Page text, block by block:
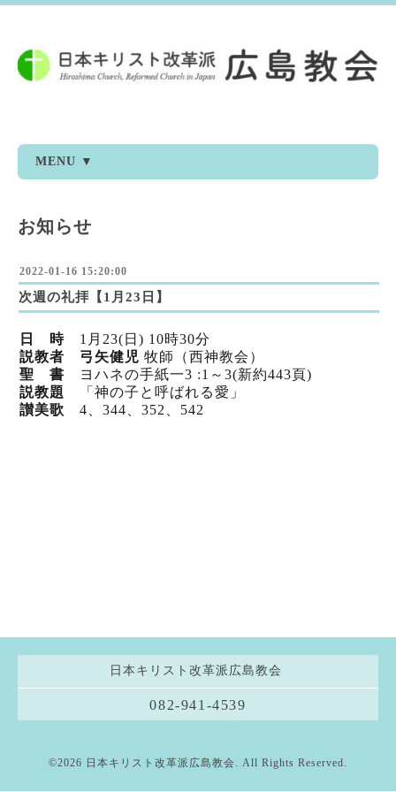
MENU ▼
お知らせ
2022-01-16 15:20:00
次週の礼拝【1月23日】
日 時 1 月23(日) 10時30分
説教者 弓矢健児 牧師（西神教会）
聖 書 ヨハネの手紙一3 :1～3(新約443頁)
説教題
「神の子と呼ばれる愛」
讃美歌 4、344、352、542
日本キリスト改革派広島教会
082-941-4539
©2026 日本キリスト改革派広島教会. All Rights Reserved.